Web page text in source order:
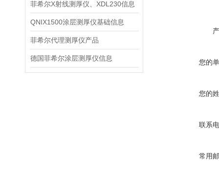
菲希尔X射线测厚仪、XDL230信息
QNIX1500涂层测厚仪基础信息
菲希尔代理测厚仪产品
德国菲希尔涂层测厚仪信息 您的
您的
联系
常用